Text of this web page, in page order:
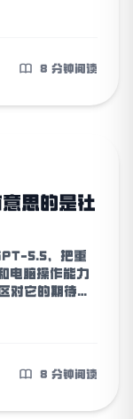
8 分钟阅读
思的是社
5.5，把重
脑操作能力
对它的期待、
8 分钟阅读